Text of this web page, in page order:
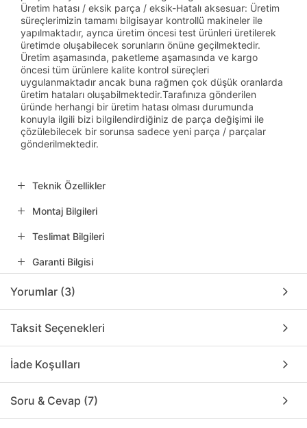
Üretim hatası / eksik parça / eksik-Hatalı aksesuar: Üretim
süreçlerimizin tamamı bilgisayar kontrollü makineler ile
yapılmaktadır, ayrıca üretim öncesi test ürünleri üretilerek
üretimde oluşabilecek sorunların önüne geçilmektedir.
Üretim aşamasında, paketleme aşamasında ve kargo
öncesi tüm ürünlere kalite kontrol süreçleri
uygulanmaktadır ancak buna rağmen çok düşük oranlarda
üretim hataları oluşabilmektedir.Tarafınıza gönderilen
üründe herhangi bir üretim hatası olması durumunda
konuyla ilgili bizi bilgilendirdiğiniz de parça değişimi ile
çözülebilecek bir sorunsa sadece yeni parça / parçalar
gönderilmektedir.
Teknik Özellikler
Montaj Bilgileri
Teslimat Bilgileri
Garanti Bilgisi
Yorumlar (3)
Taksit Seçenekleri
İade Koşulları
Soru & Cevap (7)